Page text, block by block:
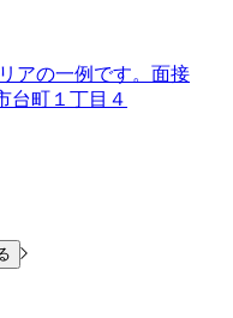
アの一例です。面接
台町１丁目４